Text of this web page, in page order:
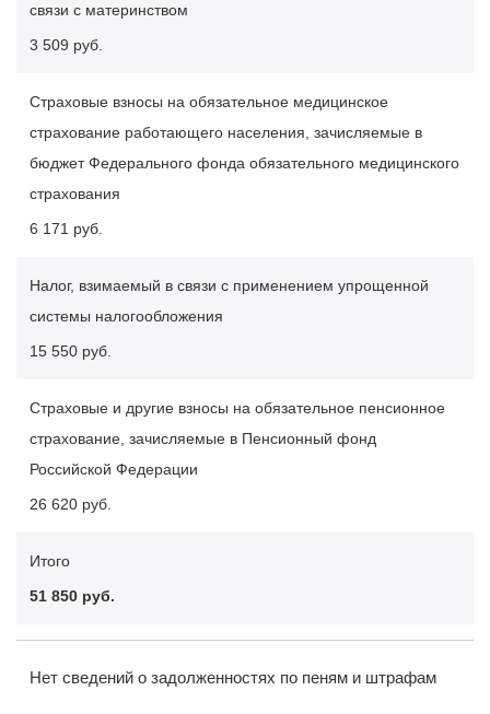
связи с материнством
3 509 руб.
Страховые взносы на обязательное медицинское
страхование работающего населения, зачисляемые в
бюджет Федерального фонда обязательного медицинского
страхования
6 171 руб.
Налог, взимаемый в связи с применением упрощенной
системы налогообложения
15 550 руб.
Страховые и другие взносы на обязательное пенсионное
страхование, зачисляемые в Пенсионный фонд
Российской Федерации
26 620 руб.
Итого
51 850 руб.
Нет сведений о задолженностях по пеням и штрафам